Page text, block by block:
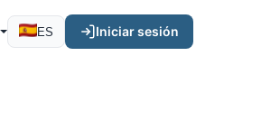
ES Iniciar sesión